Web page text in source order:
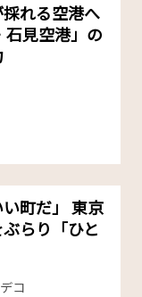
れる空港へ
石見空港」の
い町だ」 東京
らり「ひと
コ